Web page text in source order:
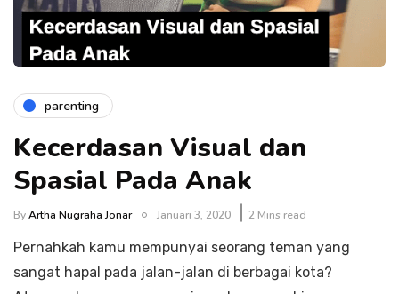
parenting
Kecerdasan Visual dan
Spasial Pada Anak
ByArtha Nugraha Jonar Januari 3, 2020 2 Mins read
Pernahkah kamu mempunyai seorang teman yang
sangat hapal pada jalan-jalan di berbagai kota?